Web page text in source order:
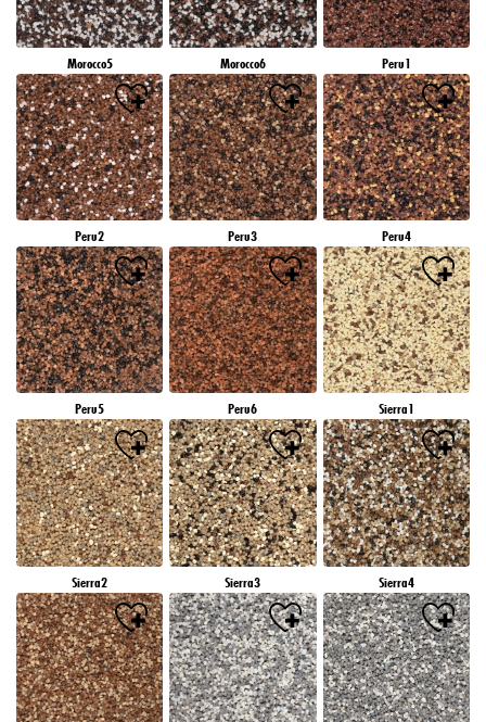
Morocco5 Morocco6 Peru1
Peru2 Peru3 Peru4
Peru5 Peru6 Sierra1
Sierra2 Sierra3 Sierra4